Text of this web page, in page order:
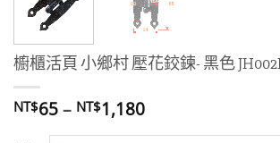
櫥櫃活頁 小鄉村 壓花鉸鍊- 黑色
NT$65– NT$1,180價